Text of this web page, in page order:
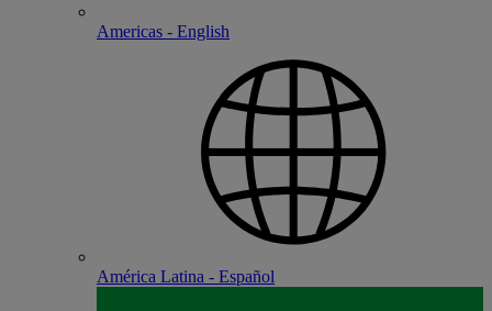
Americas - English
América Latina - Español